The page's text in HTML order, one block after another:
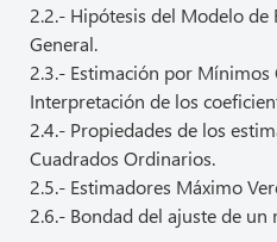
2.2.- Hipótesis del Modelo de
General.
2.3.- Estimación por
Interpretación de los
2.4.- Propiedades de los
Cuadrados Ordinarios.
2.5.- Estimadores Máximo
2.6.- Bondad del ajuste de un